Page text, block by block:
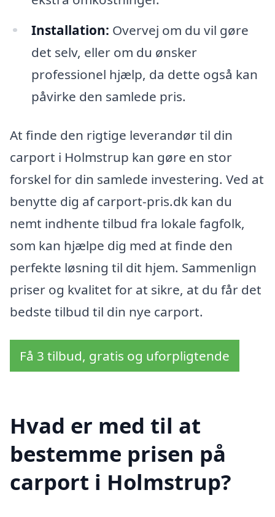
Installation: Overvej om du vil gøre
det selv, eller om du ønsker
professionel hjælp, da dette også kan
påvirke den samlede pris.
At finde den rigtige leverandør til din
carport i Holmstrup kan gøre en stor
forskel for din samlede investering. Ved at
benytte dig af carport-pris.dk kan du
nemt indhente tilbud fra lokale fagfolk,
som kan hjælpe dig med at finde den
perfekte løsning til dit hjem. Sammenlign
priser og kvalitet for at sikre, at du får det
bedste tilbud til din nye carport.
Få 3 tilbud, gratis og uforpligtende
Hvad er med til at
bestemme prisen på
carport i Holmstrup?